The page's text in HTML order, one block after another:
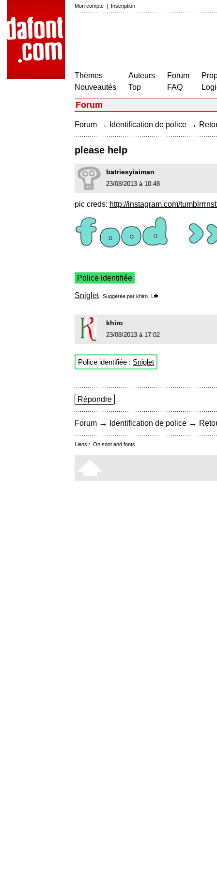
Mon compte | Inscription
Thèmes
Nouveautés
Auteurs
Top
Forum
FAQ
Forum
Forum → Identification de police →
please help
batriesyiaiman
23/08/2013 à 10:48
pic creds: http://instagram.com/
Police identifiée
Sniglet Suggérée par khiro
khiro
23/08/2013 à 17:02
Police identifiée : Sniglet
Répondre
Forum → Identification de police →
Liens : On snot and fonts